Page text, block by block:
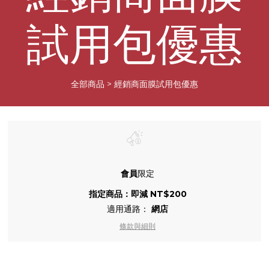
試用包優惠
全部商品 > 經銷商面膜試用包優惠
會員限定
指定商品：即減 NT$200
適用通路： 網店
條款與細則